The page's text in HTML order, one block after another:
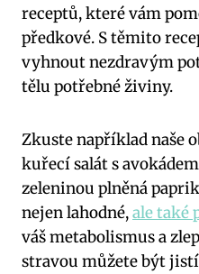
receptů, které vám
předkové. S těmito
vyhnout ⁤nezdravým
tělu potřebné ⁢živiny.
Zkuste⁢ například naše
kuřecí salát s
zeleninou plněná
nejen lahodné,ale také
⁤váš metabolismus a
stravou můžete být